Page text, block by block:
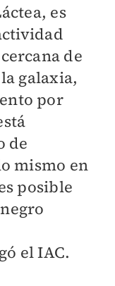
es
de
galaxia,
por
de
mismo en
posible
el IAC.